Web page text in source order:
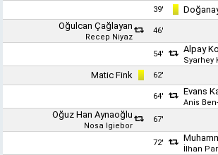
39'
Oğulcan Çağlayan
Recep Niyaz
46'
54' Alpay
Syarhey
Matic Fink 62'
64' Evans
Anis
Oğuz Han Aynaoğlu
Nosa Igiebor
67'
72'
İlhan